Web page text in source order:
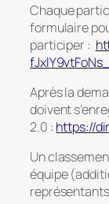
Chaque
formulaire
participer :
Après la
doivent
2.0 : https://
Un
équipe